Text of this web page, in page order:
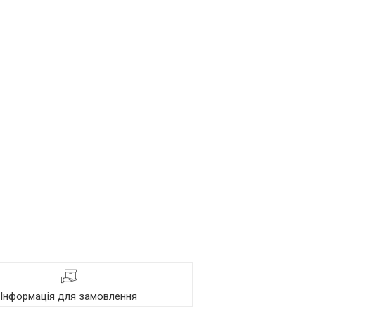
Інформація для замовлення